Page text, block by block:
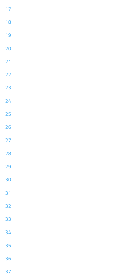
17
18
19
20
21
22
23
24
25
26
27
28
29
30
31
32
33
34
35
36
37